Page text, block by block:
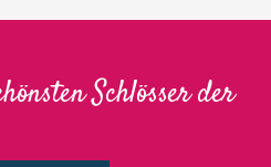
Schlösser der